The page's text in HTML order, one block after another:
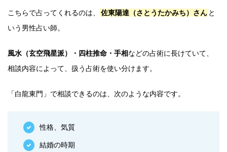
こちらで占ってくれるのは、 佐東陽達（さとうたかみち）さん と
いう男性占い師。
風水（玄空飛星派）・四柱推命・手相などの占術に長けていて、
相談内容によって、扱う占術を使い分けます。
「白龍東門」で相談できるのは、次のような内容です。
性格、気質
結婚の時期